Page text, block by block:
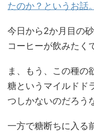
たのか？というお話。
今日から2か月目の
コーヒーが飲みたく
ま、もう、この種の
糖というマイルドド
つしかないのだろう
一方で糖断ちに入る